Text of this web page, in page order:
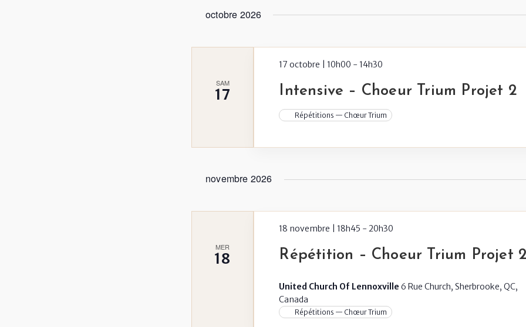
octobre 2026
SAM
17 Intensive – Choeur Trium Projet 2
17 octobre | 10h00 - 14h30
Répétitions — Chœur Trium
novembre 2026
MER
18 Répétition – Choeur Trium Projet
18 novembre | 18h45 -20h30
United Church Of Lennoxville6 Rue Church, Sherbrooke, QC,
Canada
Répétitions — Chœur Trium